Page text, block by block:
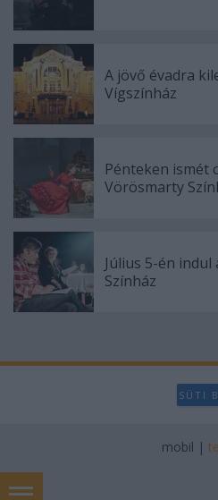
A jövő évadra
Vígszínház
Pénteken ismét
Vörösmarty
Július 5-én
Színház
SÜTI
mobil |